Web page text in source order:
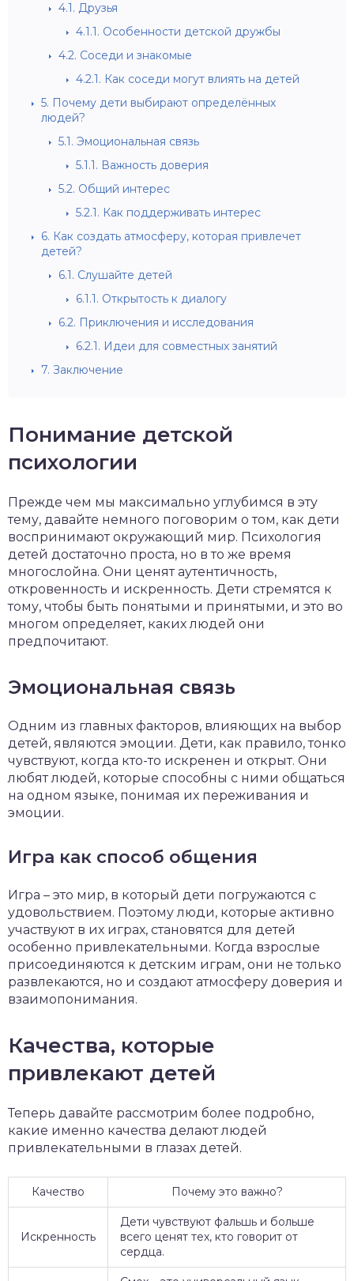
4.1. Друзья
4.1.1. Особенности детской дружбы
4.2. Соседи и знакомые
4.2.1. Как соседи могут влиять на детей
5. Почему дети выбирают определённых
людей?
5.1. Эмоциональная связь
5.1.1. Важность доверия
5.2. Общий интерес
5.2.1. Как поддерживать интерес
6. Как создать атмосферу, которая привлечет
детей?
6.1. Слушайте детей
6.1.1. Открытость к диалогу
6.2. Приключения и исследования
6.2.1. Идеи для совместных занятий
7. Заключение
Понимание детской
психологии
Прежде чем мы максимально углубимся в эту
тему, давайте немного поговорим о том, как дети
воспринимают окружающий мир. Психология
детей достаточно проста, но в то же время
многослойна. Они ценят аутентичность,
откровенность и искренность. Дети стремятся к
тому, чтобы быть понятыми и принятыми, и это во
многом определяет, каких людей они
предпочитают.
Эмоциональная связь
Одним из главных факторов, влияющих на выбор
детей, являются эмоции. Дети, как правило, тонко
чувствуют, когда кто-то искренен и открыт. Они
любят людей, которые способны с ними общаться
на одном языке, понимая их переживания и
эмоции.
Игра как способ общения
Игра – это мир, в который дети погружаются с
удовольствием. Поэтому люди, которые активно
участвуют в их играх, становятся для детей
особенно привлекательными. Когда взрослые
присоединяются к детским играм, они не только
развлекаются, но и создают атмосферу доверия и
взаимопонимания.
Качества, которые
привлекают детей
Теперь давайте рассмотрим более подробно,
какие именно качества делают людей
привлекательными в глазах детей.
Качество Почему это важно?
Искренность
Дети чувствуют фальшь и больше
всего ценят тех, кто говорит от
сердца.